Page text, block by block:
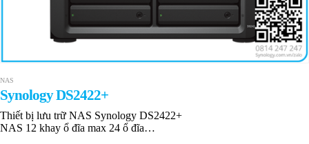
NAS
Synology DS2422+
Thiết bị lưu trữ NAS Synology DS2422+
NAS 12 khay ổ đĩa max 24 ổ đĩa